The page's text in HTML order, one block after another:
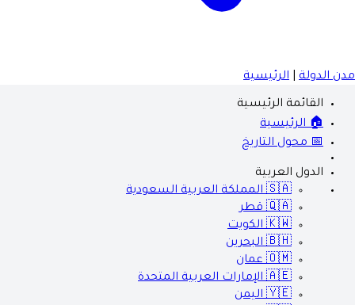
مدن الدولة الرئيسية
القائمة الرئيسية
🏠 الرئيسية
📅 محول التاريخ
الدول العربية
🇸🇦 المملكة العربية السعودية
🇶🇦 قطر
🇰🇼 الكويت
🇧🇭 البحرين
🇴🇲 عمان
🇦🇪 الإمارات العربية المتحدة
🇾🇪 اليمن